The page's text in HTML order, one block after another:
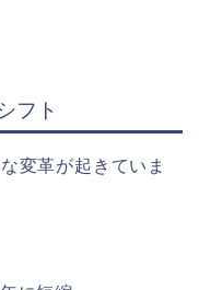
フト
変革が起きていま